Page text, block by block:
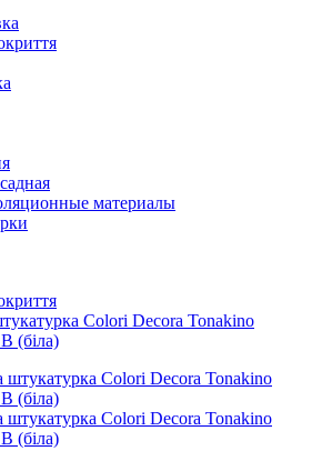
материалы
Colori Decora Tonakino
(біла)